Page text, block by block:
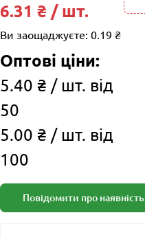
6.31 ₴ / шт.
Ви заощаджуєте: 0.19 ₴
Оптові ціни:
5.40 ₴ / шт. від
50
5.00 ₴ / шт. від
100
Повідомити про наявність